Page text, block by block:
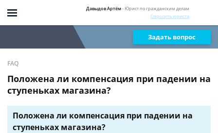
Давыдов Артём- Юрист по гражданским делам
Спросить юриста
Задать вопрос
FAQ
Положена ли компенсация при падении на
ступеньках магазина?
Положена ли компенсация при падении на
ступеньках магазина?